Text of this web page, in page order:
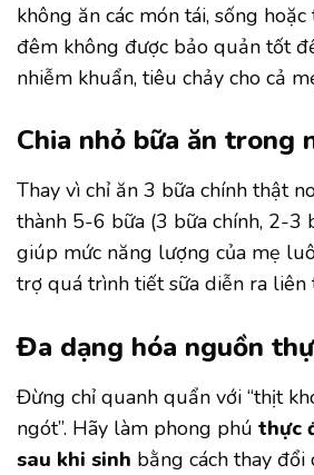
không ăn các món tái, sống
đêm không được bảo quản tốt
nhiễm khuẩn, tiêu chảy cho cả
Chia nhỏ bữa ăn trong
Thay vì chỉ ăn 3 bữa chính thật
thành 5-6 bữa (3 bữa chính, 2-3
giúp mức năng lượng của mẹ
trợ quá trình tiết sữa diễn ra liên
Đa dạng hóa nguồn
Đừng chỉ quanh quẩn với “thịt
ngót”. Hãy làm phong phú thực
sau khi sinh bằng cách thay đổi